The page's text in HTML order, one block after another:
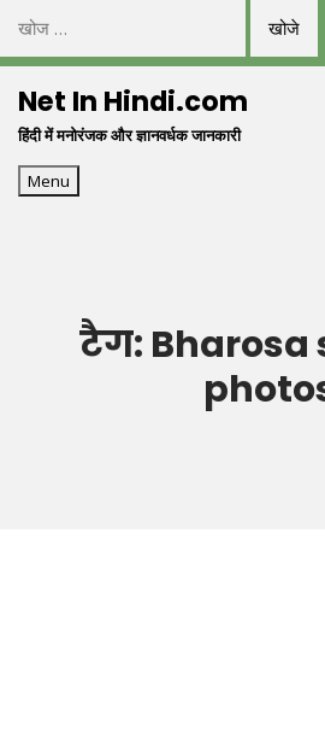
निम्न
को
खोजें:Net In Hindi.com
हिंदी में मनोरंजक और ज्ञानवर्धक जानकारी
Menu
टैग: Bharosa